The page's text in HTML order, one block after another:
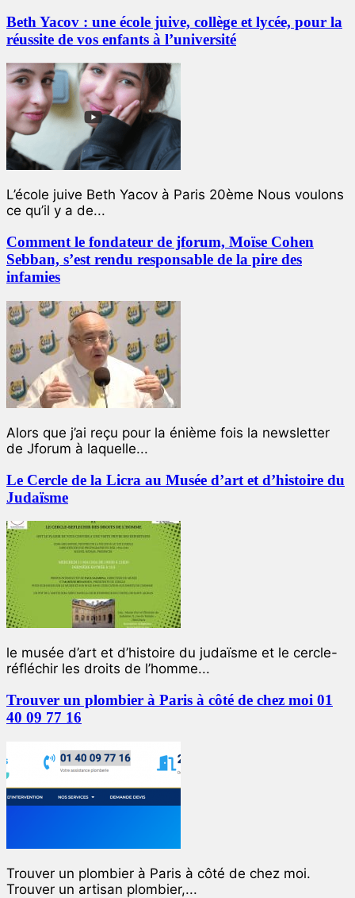
Beth Yacov : une école juive, collège et lycée, pour la
réussite de vos enfants à l’université
L’école juive Beth Yacov à Paris 20ème Nous voulons
ce qu’il y a de...
Comment le fondateur de jforum, Moïse Cohen
Sebban, s’est rendu responsable de la pire des
infamies
Alors que j’ai reçu pour la énième fois la newsletter
de Jforum à laquelle...
Le Cercle de la Licra au Musée d’art et d’histoire du
Judaïsme
le musée d’art et d’histoire du judaïsme et le cercle-
réfléchir les droits de l’homme...
Trouver un plombier à Paris à côté de chez moi 01
40 09 77 16
Trouver un plombier à Paris à côté de chez moi.
Trouver un artisan plombier,...